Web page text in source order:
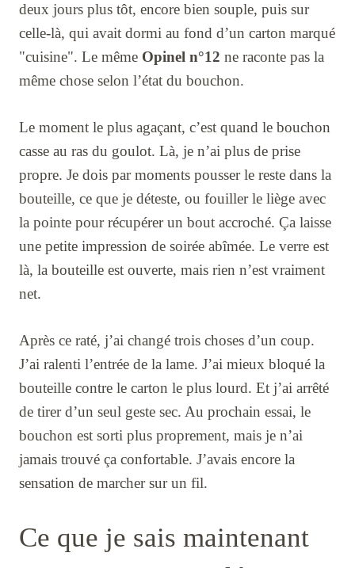
deux jours plus tôt, encore bien souple, puis sur
celle-là, qui avait dormi au fond d’un carton marqué
"cuisine". Le même Opinel n°12 ne raconte pas la
même chose selon l’état du bouchon.
Le moment le plus agaçant, c’est quand le bouchon
casse au ras du goulot. Là, je n’ai plus de prise
propre. Je dois par moments pousser le reste dans la
bouteille, ce que je déteste, ou fouiller le liège avec
la pointe pour récupérer un bout accroché. Ça laisse
une petite impression de soirée abîmée. Le verre est
là, la bouteille est ouverte, mais rien n’est vraiment
net.
Après ce raté, j’ai changé trois choses d’un coup.
J’ai ralenti l’entrée de la lame. J’ai mieux bloqué la
bouteille contre le carton le plus lourd. Et j’ai arrêté
de tirer d’un seul geste sec. Au prochain essai, le
bouchon est sorti plus proprement, mais je n’ai
jamais trouvé ça confortable. J’avais encore la
sensation de marcher sur un fil.
Ce que je sais maintenant